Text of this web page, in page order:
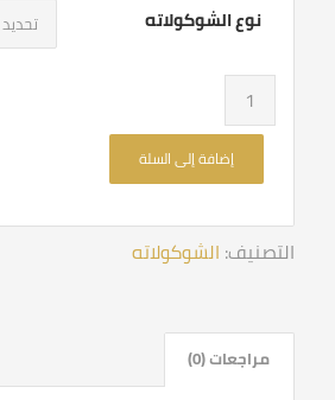
نوع الشوكولاته
إضافة إلى السلة
التصنيف: الشوكولاته
مراجعات (0)